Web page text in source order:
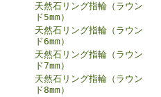
天然石リング指輪（ラウン
ド5mm）
天然石リング指輪（ラウン
ド6mm）
天然石リング指輪（ラウン
ド7mm）
天然石リング指輪（ラウン
ド8mm）